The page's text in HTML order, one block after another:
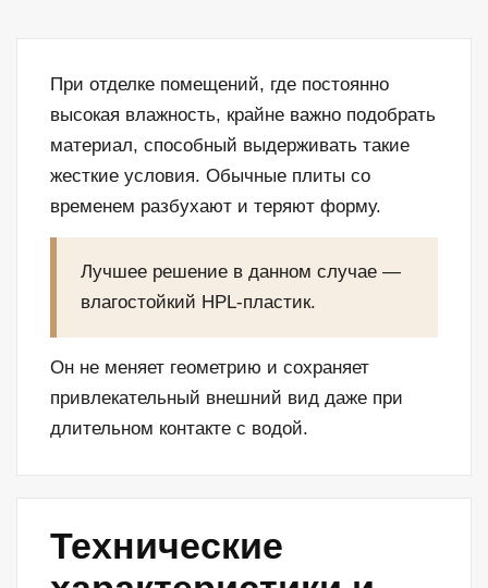
При отделке помещений, где постоянно
высокая влажность, крайне важно подобрать
материал, способный выдерживать такие
жесткие условия. Обычные плиты со
временем разбухают и теряют форму.
Лучшее решение в данном случае —
влагостойкий HPL-пластик.
Он не меняет геометрию и сохраняет
привлекательный внешний вид даже при
длительном контакте с водой.
Технические